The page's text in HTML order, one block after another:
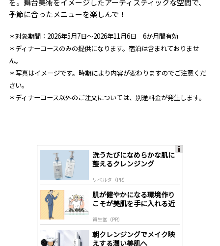
を。舞台美術をイメージしたアーティスティックな空間で、
季節に合ったメニューを楽しんで！
＊対象期間：2026年5月7日〜2026年11月6日 6か月間有効
＊ディナーコースのみの提供になります。宿泊は含まれておりませ
ん。
＊写真はイメージです。時期により内容が変わりますのでご注意くだ
さい。
＊ディナーコース以外のご注文については、別途料金が発生します。
洗うたびになめらかな肌に
整えるクレンジング
リベルタ（PR）
肌が健やかになる環境作り
こそが美肌を手に入れる近
資生堂（PR）
朝クレンジングでメイク映
えする潤い美肌へ